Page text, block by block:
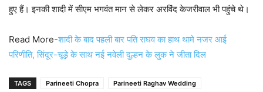
हुए हैं। इनकी शादी में सीएम भगवंत मान से लेकर अरविंद केजरीवाल भी पहुंचे थे।
Read More-शादी के बाद पहली बार पति राघव का हाथ थामे नजर आई
परिणीति, सिंदूर-चूड़े के साथ नई नवेली दुल्हन के लुक ने जीता दिल
TAGS Parineeti Chopra
Parineeti Raghav Wedding